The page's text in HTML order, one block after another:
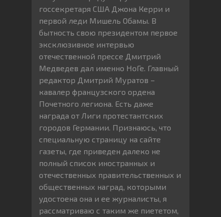
госсекретаря США Джона Керри и
первой леди Мишель Обамы. В
бытность свою президентом первое
эксклюзивное интервью
отечественной прессе Дмитрий
Медведев дал именно НоГе. Главный
редактор Дмитрий Муратов –
кавалер французского ордена
Почетного легиона. Есть даже
награда от Лиги протестантских
городов Германии. Признаюсь, что
специальную страницу на сайте
газеты, где приведен далеко не
полный список иностранных и
отечественных правительственных и
общественных наград, которыми
удостоена она и ее журналисты, я
рассматриваю с таким же пиететом,